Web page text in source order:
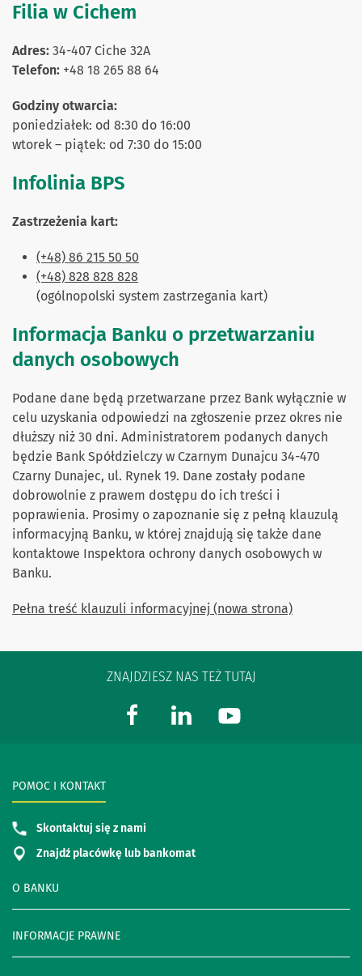
Filia w Cichem
Adres: 34-407 Ciche 32A
Telefon: +48 18 265 88 64
Godziny otwarcia:
poniedziałek: od 8:30 do 16:00
wtorek – piątek: od 7:30 do 15:00
Infolinia BPS
Zastrzeżenia kart:
(+48) 86 215 50 50
(+48) 828 828 828
(ogólnopolski system zastrzegania kart)
Informacja Banku o przetwarzaniu
danych osobowych
Podane dane będą przetwarzane przez Bank wyłącznie w
celu uzyskania odpowiedzi na zgłoszenie przez okres nie
dłuższy niż 30 dni. Administratorem podanych danych
będzie Bank Spółdzielczy w Czarnym Dunajcu 34-470
Czarny Dunajec, ul. Rynek 19. Dane zostały podane
dobrowolnie z prawem dostępu do ich treści i
poprawienia. Prosimy o zapoznanie się z pełną klauzulą
informacyjną Banku, w której znajdują się także dane
kontaktowe Inspektora ochrony danych osobowych w
Banku.
Pełna treść klauzuli informacyjnej (nowa strona)
ZNAJDZIESZ NAS TEŻ TUTAJ
O BANKU
INFORMACJE PRAWNE
POMOC I KONTAKT
Skontaktuj się z nami
Znajdź placówkę lub bankomat